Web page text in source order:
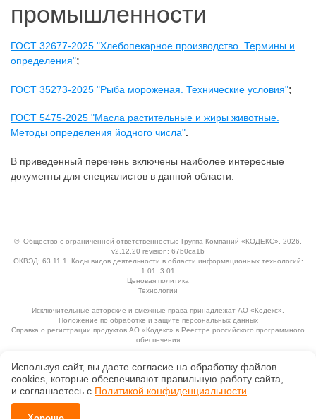
промышленности
ГОСТ 32677-2025 "Хлебопекарное производство. Термины и
определения";
ГОСТ 35273-2025 "Рыба мороженая. Технические условия";
ГОСТ 5475-2025 "Масла растительные и жиры животные.
Методы определения йодного числа".
В приведенный перечень включены наиболее интересные
документы для специалистов в данной области.
© Общество с ограниченной ответственностью Группа Компаний «КОДЕКС» , 2026,
v2.12.20 revision: 67b0ca1b
ОКВЭД: 63.11.1, Коды видов деятельности в области информационных технологий:
1.01, 3.01
Ценовая политика
Технологии
Исключительные авторские и смежные права принадлежат АО «Кодекс».
Положение по обработке и защите персональных данных
Справка о регистрации продуктов АО «Кодекс» в Реестре российского программного
обеспечения
Используя сайт, вы даете согласие на обработку файлов
сооkiеs, которые обеспечивают правильную работу сайта,
и соглашаетесь с Политикой конфиденциальности